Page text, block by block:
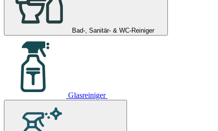
Bad-, Sanitär- & WC-Reiniger
Glasreiniger